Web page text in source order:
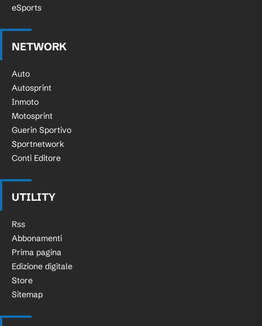
eSports
NETWORK
Auto
Autosprint
Inmoto
Motosprint
Guerin Sportivo
Sportnetwork
Conti Editore
UTILITY
Rss
Abbonamenti
Prima pagina
Edizione digitale
Store
Sitemap